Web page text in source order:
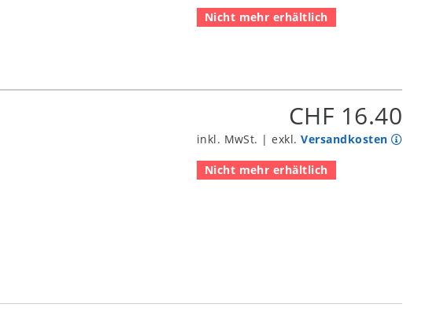
Nicht mehr erhältlich
CHF 16.40
inkl. MwSt. | exkl.Versandkosten
Nicht mehr erhältlich